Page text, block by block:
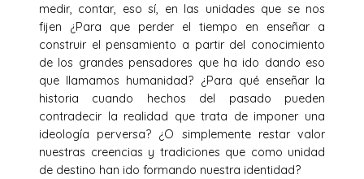
medir, contar, eso sí, en las unidades que se nos
fijen ¿Para que perder el tiempo en enseñar a
construir el pensamiento a partir del conocimiento
de los grandes pensadores que ha ido dando eso
que llamamos humanidad? ¿Para qué enseñar la
historia cuando hechos del pasado pueden
contradecir la realidad que trata de imponer una
ideología perversa? ¿O simplemente restar valor
nuestras creencias y tradiciones que como unidad
de destino han ido formando nuestra identidad?